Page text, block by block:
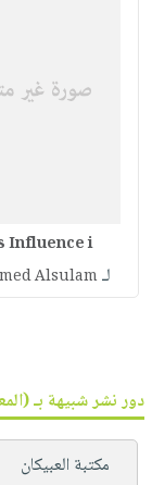
Influence i
لـAlsulam
دور نشر شبيهة بـ
مكتبة العبيكان